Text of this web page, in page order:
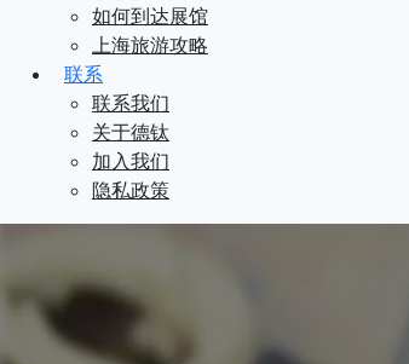
如何到达展馆
上海旅游攻略
联系
联系我们
关于德钛
加入我们
隐私政策